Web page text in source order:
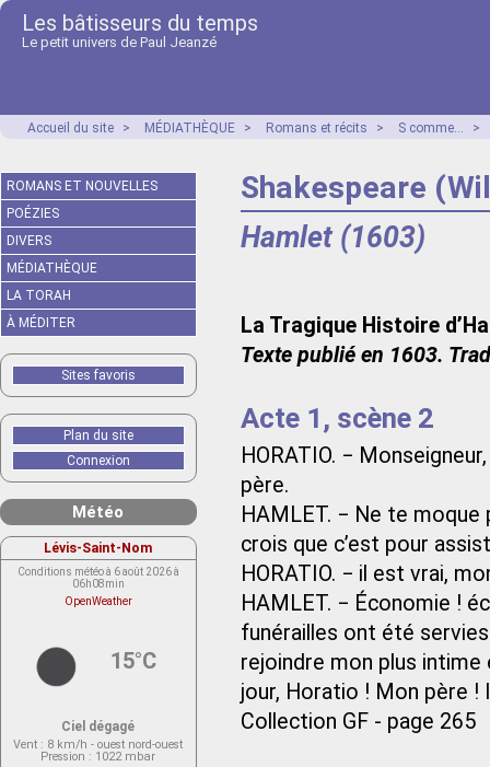
Les bâtisseurs du temps
Le petit univers de Paul Jeanzé
Accueil du site > MÉDIATHÈQUE > Romans et récits > S comme... >
Shakespeare
Hamlet (1603)
La Tragique Histoire
Texte publié en 1603.
Acte 1, scène 2
HORATIO. −
père.
HAMLET. − Ne te moque
crois que c’est pour
HORATIO. − il est vrai,
HAMLET. − Économie !
funérailles ont été
rejoindre mon plus intime
jour, Horatio ! Mon père !
Collection GF - page 265
ROMANS ET NOUVELLES
POÉZIES
DIVERS
MÉDIATHÈQUE
LA TORAH
À MÉDITER
Sites favoris
Plan du site
Connexion
Météo
Lévis-Saint-Nom
Conditions météo à 6 août 2026 à
06h08min
OpenWeather
15°C
Ciel dégagé
Vent : 8 km/h - ouest nord-ouest
Pression : 1022 mbar